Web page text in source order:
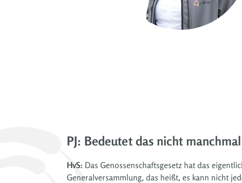
PJ: Bedeutet das nicht
HvS: Das Genossenschaftsgesetz hat das
Generalversammlung, das heißt, es kann nicht